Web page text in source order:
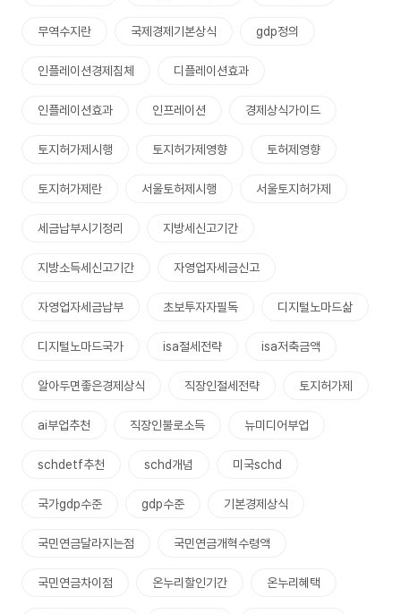
무역수지란 국제경제기본상식 gdp정의
인플레이션경제침체 디플레이션효과
인플레이션효과 인프레이션 경제상식가이드
토지허가제시행 토지허가제영향 토허제영향
토지허가제란 서울토허제시행 서울토지허가제
세금납부시기정리 지방세신고기간
지방소득세신고기간 자영업자세금신고
자영업자세금납부 초보투자자필독 디지털노마드삶
디지털노마드국가 isa절세전략 isa저축금액
알아두면좋은경제상식 직장인절세전략 토지허가제
ai부업추천 직장인불로소득 뉴미디어부업
schdetf추천 schd개념 미국schd
국가gdp수준 gdp수준 기본경제상식
국민연금달라지는점 국민연금개혁수령액
국민연금차이점 온누리할인기간 온누리혜택